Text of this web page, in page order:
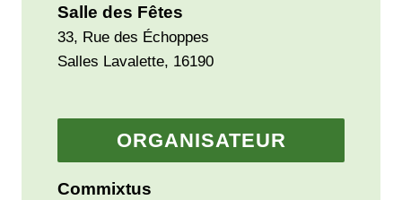
Salle des Fêtes
33, Rue des Échoppes
Salles Lavalette, 16190
ORGANISATEUR
Commixtus